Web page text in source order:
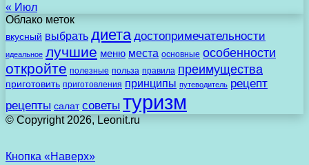
« Июл
Облако меток
вкусный выбрать диета достопримечательности
идеальное лучшие меню места основные особенности
откройте полезные польза правила преимущества
приготовить приготовления принципы путеводитель рецепт
рецепты салат советы туризм
© Copyright 2026, Leonit.ru
Кнопка «Наверх»